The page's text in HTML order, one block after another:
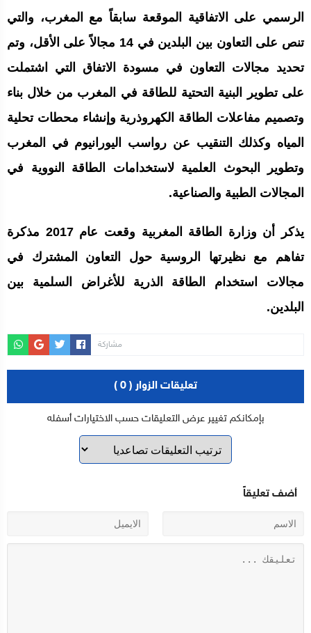
الرسمي على الاتفاقية الموقعة سابقاً مع المغرب، والتي
تنص على التعاون بين البلدين في 14 مجالاً على الأقل، وتم
تحديد مجالات التعاون في مسودة الاتفاق التي اشتملت
على تطوير البنية التحتية للطاقة في المغرب من خلال بناء
وتصميم مفاعلات الطاقة الكهروذرية وإنشاء محطات تحلية
المياه وكذلك التنقيب عن رواسب اليورانيوم في المغرب
وتطوير البحوث العلمية لاستخدامات الطاقة النووية في
المجالات الطبية والصناعية.
يذكر أن وزارة الطاقة المغربية وقعت عام 2017 مذكرة
تفاهم مع نظيرتها الروسية حول التعاون المشترك في
مجالات استخدام الطاقة الذرية للأغراض السلمية بين
البلدين.
مشاركة
تعليقات الزوار ( 0 )
بإمكانكم تغيير عرض التعليقات حسب الاختيارات أسفله
أضف تعليقاً